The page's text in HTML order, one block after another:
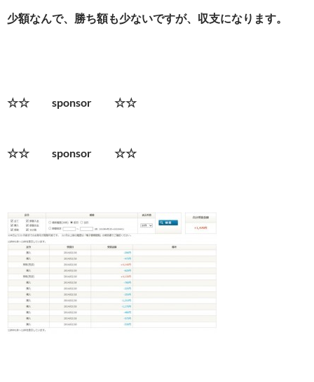
少額なんで、勝ち額も少ないですが、収支になります。
☆☆ sponsor ☆☆
☆☆ sponsor ☆☆